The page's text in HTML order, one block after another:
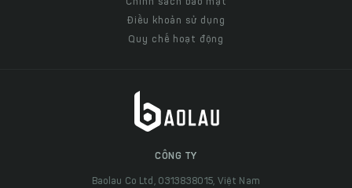
Chính sách bảo mật
Điều khoản sử dụng
Quy chế hoạt động
CÔNG TY
Baolau Co Ltd, 0313838015, Việt Nam